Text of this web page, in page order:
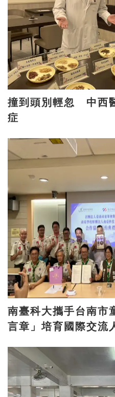
撞到頭別輕忽 中西
症
南臺科大攜手台南
言章」培育國際交流